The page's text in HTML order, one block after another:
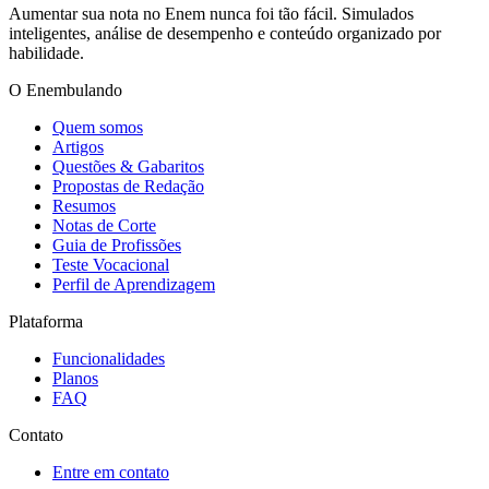
Aumentar sua nota no Enem nunca foi tão fácil. Simulados
inteligentes, análise de desempenho e conteúdo organizado por
habilidade.
O Enembulando
Quem somos
Artigos
Questões & Gabaritos
Propostas de Redação
Resumos
Notas de Corte
Guia de Profissões
Teste Vocacional
Perfil de Aprendizagem
Plataforma
Funcionalidades
Planos
FAQ
Contato
Entre em contato